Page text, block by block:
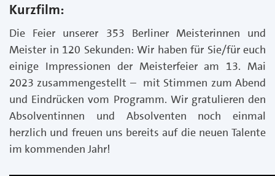
Kurzfilm:
Die Feier unserer 353 Berliner Meisterinnen und
Meister in 120 Sekunden: Wir haben für Sie/für euch
einige Impressionen der Meisterfeier am 13. Mai
2023 zusammengestellt – mit Stimmen zum Abend
und Eindrücken vom Programm. Wir gratulieren den
Absolventinnen und Absolventen noch einmal
herzlich und freuen uns bereits auf die neuen Talente
im kommenden Jahr!